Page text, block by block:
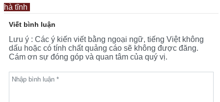
hà tĩnh
Viết bình luận
Lưu ý : Các ý kiến viết bằng ngoại ngữ, tiếng Việt không
dấu hoặc có tính chất quảng cáo sẽ không được đăng.
Cám ơn sự đóng góp và quan tâm của quý vị.